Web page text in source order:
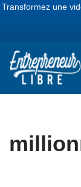
Transformez une
Aller